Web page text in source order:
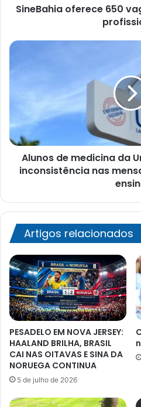
SineBahia oferece 650
Alunos
medicina
queixam
de
inconsistência
mensalidades
de
Alunos de medicina da
inconsistência nas
Artigos relacionados
PESADELO EM NOVA JERSEY:
HAALAND BRILHA, BRASIL
CAI NAS OITAVAS E SINA DA
NORUEGA CONTINUA
5 de julho de 2026